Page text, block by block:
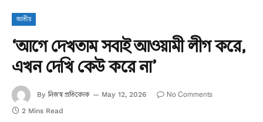
জাতীয়
‘আগে দেখতাম সবাই আওয়ামী লীগ করে,
এখন দেখি কেউ করে না’
By নিজস্ব প্রতিবেদক May 12, 2026 No Comments
2 Mins Read